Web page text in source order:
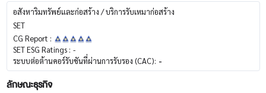
อสังหาริมทรัพย์และก่อสร้าง / บริการรับเหมาก่อสร้าง
SET
CG Report :
SET ESG Ratings : -
ระบบต่อต้านคอร์รับชันที่ผ่านการรับรอง (CAC): -
ลักษณะธุรกิจ